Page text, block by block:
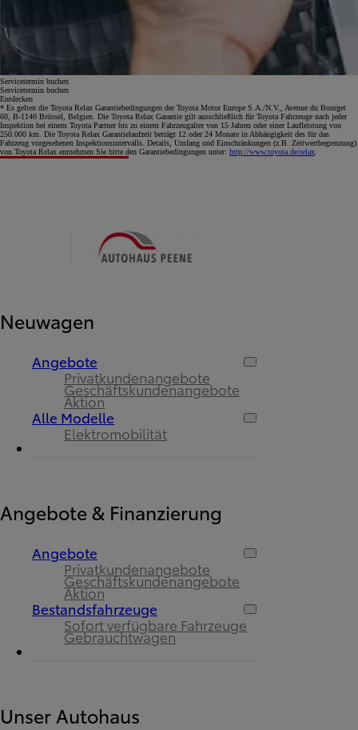
Servicetermin buchen
Servicetermin buchen
Entdecken
* Es gelten die Toyota Relax Garantiebedingungen der Toyota Motor Europe S.A./N.V., Avenue du Bourget
60, B-1140 Brüssel, Belgien. Die Toyota Relax Garantie gilt ausschließlich für Toyota Fahrzeuge nach jeder
Inspektion bei einem Toyota Partner bis zu einem Fahrzeugalter von 15 Jahren oder einer Laufleistung von
250.000 km. Die Toyota Relax Garantielaufzeit beträgt 12 oder 24 Monate in Abhängigkeit des für das
Fahrzeug vorgesehenen Inspektionsintervalls. Details, Umfang und Einschränkungen (z.B. Zeitwertbegrenzung)
von Toyota Relax entnehmen Sie bitte den Garantiebedingungen unter: http://www.toyota.de/relax.
Neuwagen
Angebote
Privatkundenangebote
Geschäftskundenangebote
Aktion
Alle Modelle
Elektromobilität
Angebote & Finanzierung
Angebote
Privatkundenangebote
Geschäftskundenangebote
Aktion
Bestandsfahrzeuge
Sofort verfügbare Fahrzeuge
Gebrauchtwagen
Unser Autohaus